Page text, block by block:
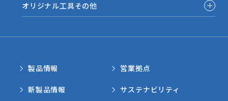
オリジナル工具その他
製品情報
新製品情報
営業拠点
サステナビリティ